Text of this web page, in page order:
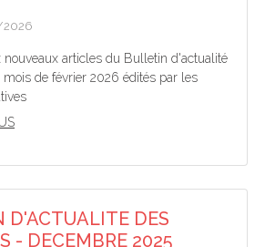
2026
nouveaux articles du Bulletin d'actualité
de février 2026 édités par les
D'ACTUALITE DES
- DECEMBRE 2025